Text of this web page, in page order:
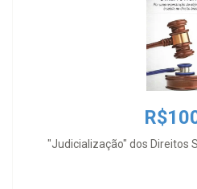
"Judicialização" dos Direitos